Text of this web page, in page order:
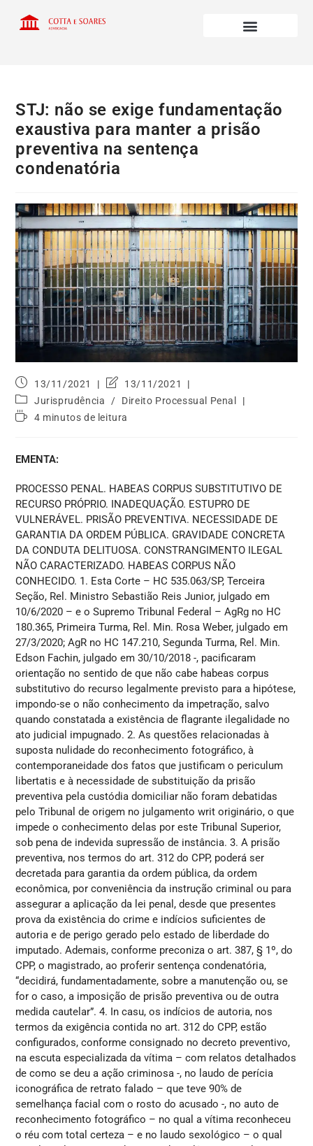
STJ: não se exige fundamentação
exaustiva para manter a prisão
preventiva na sentença
condenatória
13/11/2021
13/11/2021
Jurisprudência
/
Direito Processual Penal
4 minutos de leitura
EMENTA:
PROCESSO PENAL. HABEAS CORPUS SUBSTITUTIVO DE
RECURSO PRÓPRIO. INADEQUAÇÃO. ESTUPRO DE
VULNERÁVEL. PRISÃO PREVENTIVA. NECESSIDADE DE
GARANTIA DA ORDEM PÚBLICA. GRAVIDADE CONCRETA
DA CONDUTA DELITUOSA. CONSTRANGIMENTO ILEGAL
NÃO CARACTERIZADO. HABEAS CORPUS NÃO
CONHECIDO. 1. Esta Corte – HC 535.063/SP, Terceira
Seção, Rel. Ministro Sebastião Reis Junior, julgado em
10/6/2020 – e o Supremo Tribunal Federal – AgRg no HC
180.365, Primeira Turma, Rel. Min. Rosa Weber, julgado em
27/3/2020; AgR no HC 147.210, Segunda Turma, Rel. Min.
Edson Fachin, julgado em 30/10/2018 -, pacificaram
orientação no sentido de que não cabe habeas corpus
substitutivo do recurso legalmente previsto para a hipótese,
impondo-se o não conhecimento da impetração, salvo
quando constatada a existência de flagrante ilegalidade no
ato judicial impugnado. 2. As questões relacionadas à
suposta nulidade do reconhecimento fotográfico, à
contemporaneidade dos fatos que justificam o periculum
libertatis e à necessidade de substituição da prisão
preventiva pela custódia domiciliar não foram debatidas
pelo Tribunal de origem no julgamento writ originário, o que
impede o conhecimento delas por este Tribunal Superior,
sob pena de indevida supressão de instância. 3. A prisão
preventiva, nos termos do art. 312 do CPP, poderá ser
decretada para garantia da ordem pública, da ordem
econômica, por conveniência da instrução criminal ou para
assegurar a aplicação da lei penal, desde que presentes
prova da existência do crime e indícios suficientes de
autoria e de perigo gerado pelo estado de liberdade do
imputado. Ademais, conforme preconiza o art. 387, § 1º, do
CPP, o magistrado, ao proferir sentença condenatória,
“decidirá, fundamentadamente, sobre a manutenção ou, se
for o caso, a imposição de prisão preventiva ou de outra
medida cautelar”. 4. In casu, os indícios de autoria, nos
termos da exigência contida no art. 312 do CPP, estão
configurados, conforme consignado no decreto preventivo,
na escuta especializada da vítima – com relatos detalhados
de como se deu a ação criminosa -, no laudo de perícia
iconográfica de retrato falado – que teve 90% de
semelhança facial com o rosto do acusado -, no auto de
reconhecimento fotográfico – no qual a vítima reconheceu
o réu com total certeza – e no laudo sexológico – o qual